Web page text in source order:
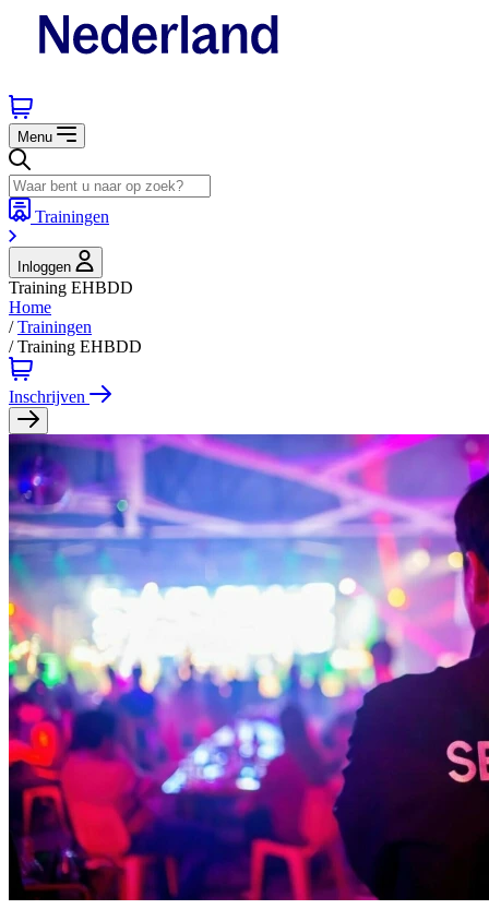
Menu
Trainingen
Inloggen
Training EHBDD
Home
/Trainingen
/Training EHBDD
Inschrijven